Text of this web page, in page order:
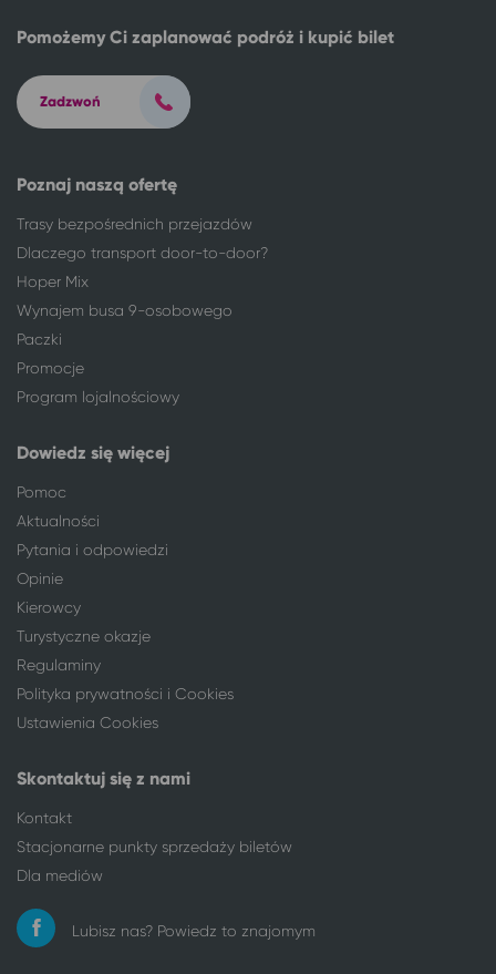
Łowicz
Ciechocinek
Ciechocinek
Ciechocinek
Mysłowice
Ciechocinek
Nałęczów
Ciechocinek
Niemodlin
Ciechocinek
Nisko
Nowa Ruda
Ciechocinek
Nowy Dwór Mazowiecki
Nowy Tomyśl
Nysa
Ciechocinek
Olsztyn
Ciechocinek
Orzysz
Ostróda
Ostrołęka
Ciechocinek
Ostrów Mazowiecka
Ostrów Wielkopolski
Ostrowiec Świętokrzyski
Oświęcim
Otwock
Ciechocinek
Pabianice
Piekary Śląskie
Piła
Poznań
Pruszcz Gdański
Ciechocinek
Poznaj naszą ofertę
Trasy bezpośrednich przejazdów
Dlaczego transport door-to-door?
Hoper Mix
Wynajem busa 9-osobowego
Paczki
Promocje
Program lojalnościowy
Dowiedz się więcej
Pomoc
Aktualności
Pytania i odpowiedzi
Opinie
Kierowcy
Turystyczne okazje
Regulaminy
Polityka prywatności i Cookies
Ustawienia Cookies
Skontaktuj się z nami
Kontakt
Stacjonarne punkty sprzedaży biletów
Dla mediów
Lubisz nas? Powiedz to znajomym
Pomożemy Ci zaplanować podróż i kupić bilet
Zadzwoń